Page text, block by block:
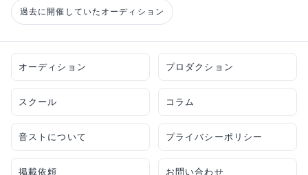
過去に開催していたオーディション
オーディション プロダクション
スクール コラム
音ストについて プライバシーポリシー
掲載依頼 お問い合わせ